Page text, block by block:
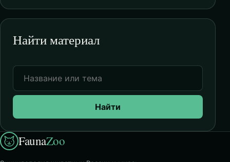
Найти материал
Найти
FaunaZoo